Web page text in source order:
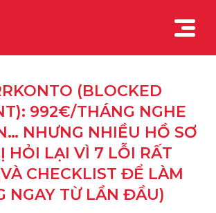
(BLOCKED
992€/THÁNG NGHE
NHƯNG NHIỀU HỒ SƠ
HỎI LẠI VÌ 7 LỖI RẤT
CHECKLIST ĐỂ LÀM
NGAY TỪ LẦN ĐẦU)